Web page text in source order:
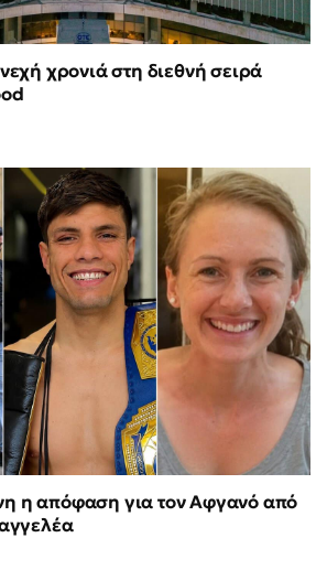
χρονιά στη διεθνή σειρά
η απόφαση για τον Αφγανό από